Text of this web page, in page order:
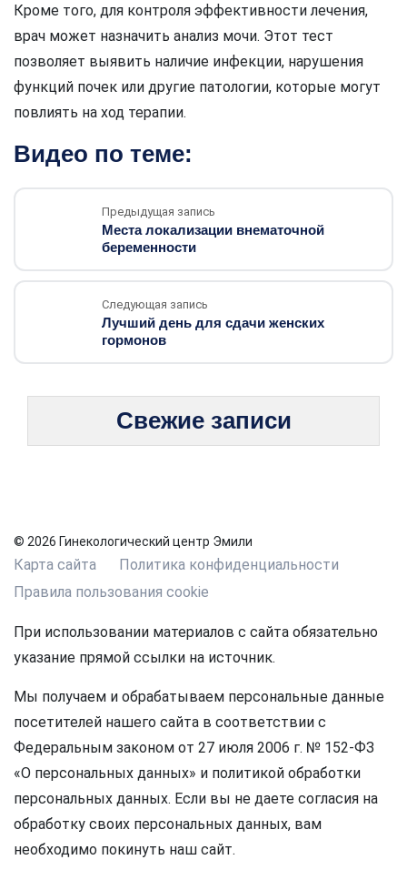
Кроме того, для контроля эффективности лечения,
врач может назначить анализ мочи. Этот тест
позволяет выявить наличие инфекции, нарушения
функций почек или другие патологии, которые могут
повлиять на ход терапии.
Видео по теме:
Предыдущая запись
Места локализации внематочной
беременности
Следующая запись
Лучший день для сдачи женских
гормонов
Свежие записи
© 2026 Гинекологический центр Эмили
Карта сайта
Политика конфиденциальности
Правила пользования cookie
При использовании материалов с сайта обязательно
указание прямой ссылки на источник.
Мы получаем и обрабатываем персональные данные
посетителей нашего сайта в соответствии с
Федеральным законом от 27 июля 2006 г. № 152-ФЗ
«О персональных данных» и политикой обработки
персональных данных. Если вы не даете согласия на
обработку своих персональных данных, вам
необходимо покинуть наш сайт.